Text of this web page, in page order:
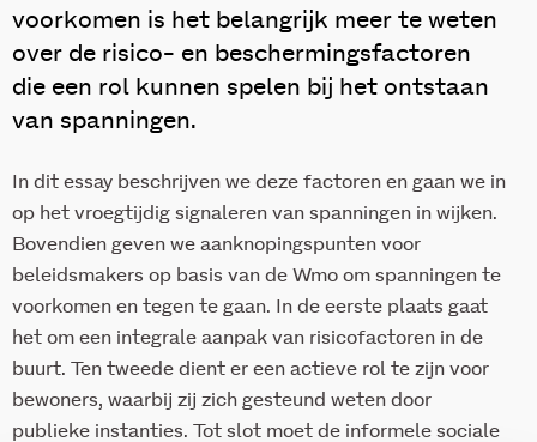
voorkomen is het belangrijk meer te weten
over de risico- en beschermingsfactoren
die een rol kunnen spelen bij het ontstaan
van spanningen.
In dit essay beschrijven we deze factoren en gaan we in
op het vroegtijdig signaleren van spanningen in wijken.
Bovendien geven we aanknopingspunten voor
beleidsmakers op basis van de Wmo om spanningen te
voorkomen en tegen te gaan. In de eerste plaats gaat
het om een integrale aanpak van risicofactoren in de
buurt. Ten tweede dient er een actieve rol te zijn voor
bewoners, waarbij zij zich gesteund weten door
publieke instanties. Tot slot moet de informele sociale